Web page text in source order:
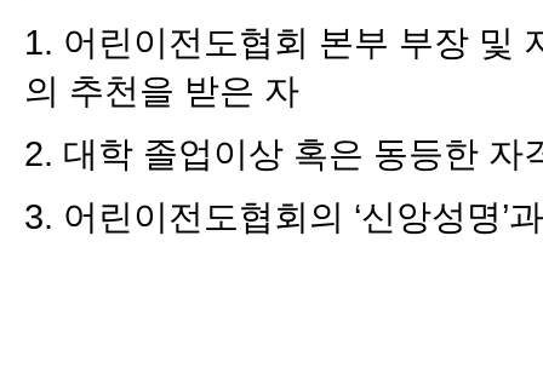
1. 어린이전도협회 본부 부장 및
의 추천을 받은 자
2. 대학 졸업이상 혹은 동등한 자
3. 어린이전도협회의 ‘신앙성명’